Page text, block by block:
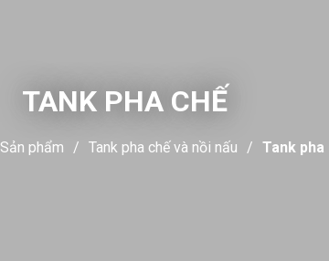
TANK PHA CHẾ
Sản phẩm Tank pha chế và nồi nấu Tank pha